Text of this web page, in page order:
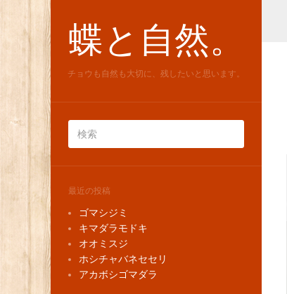
蝶と自然。
チョウも自然も大切に、残したいと思います。
最近の投稿
ゴマシジミ
キマダラモドキ
オオミスジ
ホシチャバネセセリ
アカボシゴマダラ